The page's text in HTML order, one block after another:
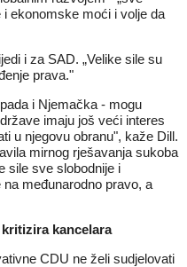
ekonomske moći i volje da
i za SAD. „Velike sile su
prava."
i Njemačka - mogu
imaju još veći interes
u njegovu obranu", kaže Dill.
mirnog rješavanja sukoba
sile sve slobodnije i
međunarodno pravo, a
kancelara
CDU ne želi sudjelovati